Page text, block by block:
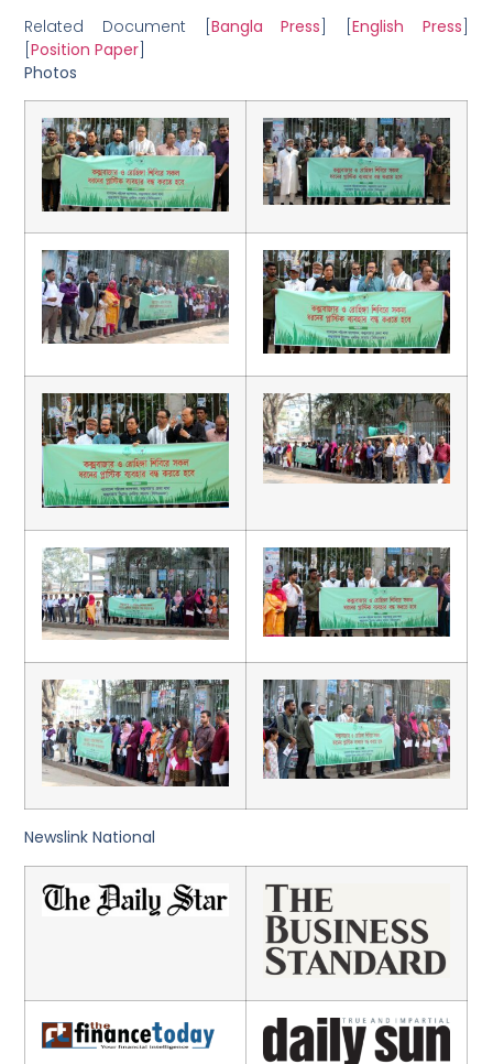
Related Document [Bangla Press] [English Press]
[Position Paper]
Photos
Newslink National